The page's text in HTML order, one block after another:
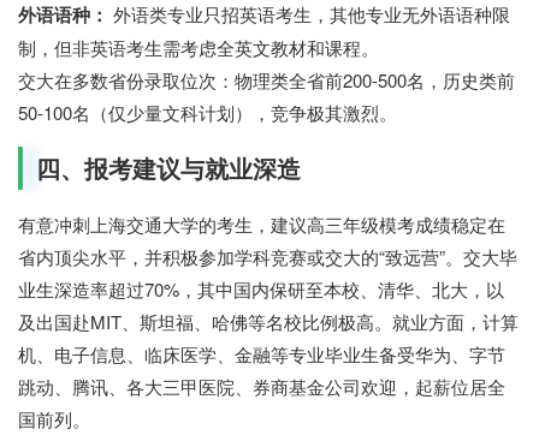
外语语种： 外语类专业只招英语考生，其他专业无外语语种限
制，但非英语考生需考虑全英文教材和课程。
交大在多数省份录取位次：物理类全省前200-500名，历史类前
50-100名（仅少量文科计划），竞争极其激烈。
四、报考建议与就业深造
有意冲刺上海交通大学的考生，建议高三年级模考成绩稳定在
省内顶尖水平，并积极参加学科竞赛或交大的“致远营”。交大毕
业生深造率超过70%，其中国内保研至本校、清华、北大，以
及出国赴MIT、斯坦福、哈佛等名校比例极高。就业方面，计算
机、电子信息、临床医学、金融等专业毕业生备受华为、字节
跳动、腾讯、各大三甲医院、券商基金公司欢迎，起薪位居全
国前列。